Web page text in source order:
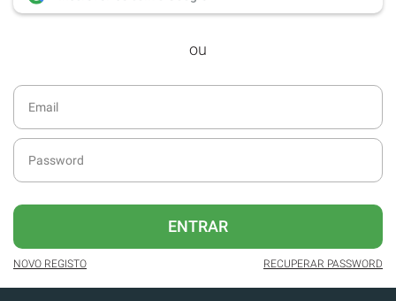
desde dezembro de 2016.
Acesso ao formato digital da SÁBADO
SÁBADO.
diário da atualidade.
publicidade reduzida e não invasiva
no site.
Possibilidade de ler e/ou ouvir artigos.
Ofertas e descontos em produtos,
serviços, eventos desportivos e
ou
ENTRAR
NOVO REGISTO RECUPERAR PASSWORD